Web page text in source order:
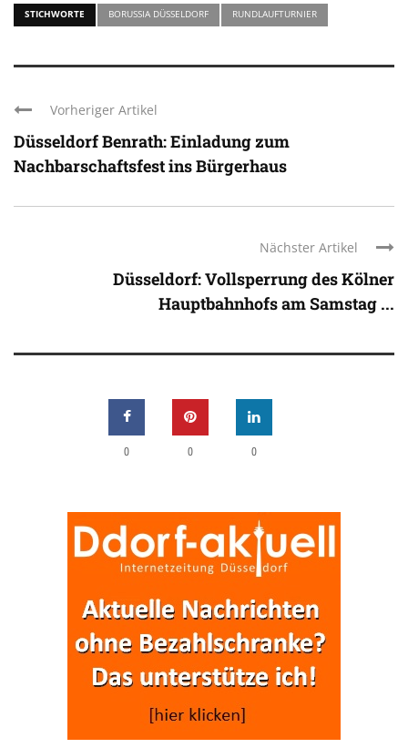
STICHWORTE BORUSSIA DÜSSELDORF RUNDLAUFTURNIER
Vorheriger Artikel
Düsseldorf Benrath: Einladung zum
Nachbarschaftsfest ins Bürgerhaus
Nächster Artikel
Düsseldorf: Vollsperrung des Kölner
Hauptbahnhofs am Samstag ...
0 0 0